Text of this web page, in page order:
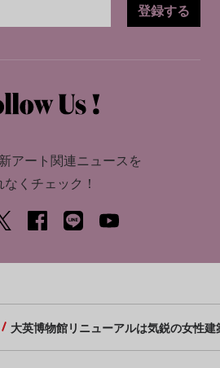
登録する
アート関連ニュースを
なくチェック！
大英博物館リニューアルは気鋭の女性